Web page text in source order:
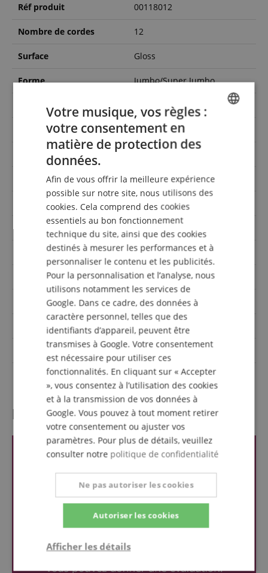
Réf produit 00118012
Nombre de cordes 12
Surface Gloss
Forme Jumbo/Super Jumbo
Touche Laurier
Cutaway
Couleur Noir
Table massif Oui
Manche Nyatoh
Electronique Oui
Orientation Droitier
sac / étui inclus Non
Epicéa
Fond et éclisses massifs Non
Largeur du sillet de Tête 48 mm
l'évaluation des clients
FRENCH
SPANISH
Votre musique, vos règles :
votre consentement en
matière de protection des
données.
Afin de vous offrir la meilleure expérience
possible sur notre site, nous utilisons des
cookies. Cela comprend des cookies
essentiels au bon fonctionnement
technique du site, ainsi que des cookies
destinés à mesurer les performances et à
personnaliser le contenu et les publicités.
Pour la personnalisation et l’analyse, nous
utilisons notamment les services de
Google. Dans ce cadre, des données à
caractère personnel, telles que des
identifiants d’appareil, peuvent être
transmises à Google. Votre consentement
est nécessaire pour utiliser ces
fonctionnalités. En cliquant sur « Accepter
», vous consentez à l’utilisation des cookies
et à la transmission de vos données à
Google. Vous pouvez à tout moment retirer
votre consentement ou ajuster vos
paramètres. Pour plus de détails, veuillez
consulter notre politique de confidentialité
Autoriser les cookies
Ne pas autoriser les cookies
Afficher les détails